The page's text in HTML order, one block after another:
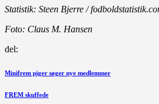
Statistik: Steen Bjerre /
Foto: Claus M. Hansen
del:
Indlægsnavigation
Forrige
Minifrem piger søger nye medlemmer
Næste
FREM skuffede